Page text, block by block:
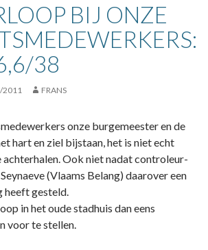
BIJ ONZE
38
2011 FRANS
onze burgemeester en de
hart en ziel bijstaan, het is niet echt
Ook niet nadat controleur-
(Vlaams Belang) daarover een
heeft gesteld.
in het oude stadhuis dan eens
voor te stellen.